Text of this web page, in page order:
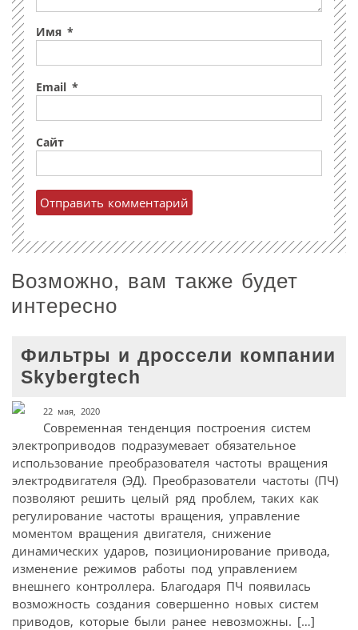
Имя *
Email *
Сайт
Возможно, вам также будет
интересно
Фильтры и дроссели компании
Skybergtech
22 мая, 2020
Современная тенденция построения систем
электроприводов подразумевает обязательное
использование преобразователя частоты вращения
электродвигателя (ЭД). Преобразователи частоты (ПЧ)
позволяют решить целый ряд проблем, таких как
регулирование частоты вращения, управление
моментом вращения двигателя, снижение
динамических ударов, позиционирование привода,
изменение режимов работы под управлением
внешнего контроллера. Благодаря ПЧ появилась
возможность создания совершенно новых систем
приводов, которые были ранее невозможны. […]